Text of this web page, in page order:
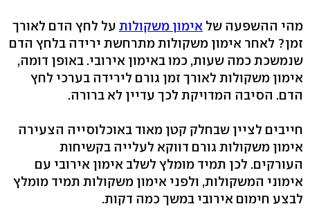
מהי ההשפעה של אימון משקולות על לחץ הדם לאורך
זמן? לאחר אימון משקולות מתרחשת ירידה בלחץ הדם
שנמשכת כמה שעות, כמו באימון אירובי. באופן דומה,
אימון משקולות לאורך זמן גורם לירידה בערכי לחץ
הדם. הסיבה המדויקת לכך עדיין לא ברורה.
חייבים לציין שבחלק קטן מאוד באוכלוסייה הצעירה
אימון משקולות גורם דווקא לעלייה בקשיחות
העורקים. לכן תמיד מומלץ לשלב אימון אירובי עם
אימוני המשקולות, ולפני אימון משקולות תמיד מומלץ
לבצע חימום אירובי במשך כמה דקות.